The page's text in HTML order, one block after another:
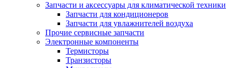
Запчасти и аксессуары для климатической техники
Запчасти для кондиционеров
Запчасти для увлажнителей воздуха
Прочие сервисные запчасти
Электронные компоненты
Термисторы
Транзисторы